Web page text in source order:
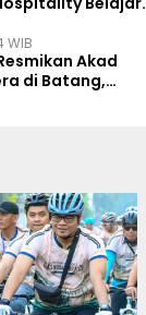
WIB
Akad
di Batang,